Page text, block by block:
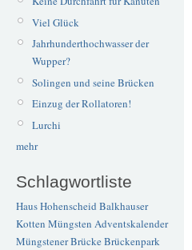
Viel Glück
Jahrhunderthochwasser der
Wupper?
Solingen und seine Brücken
Einzug der Rollatoren!
Lurchi
mehr
Schlagwortliste
Haus Hohenscheid Balkhauser
Kotten Müngsten Adventskalender
Müngstener BrückeBrückenpark